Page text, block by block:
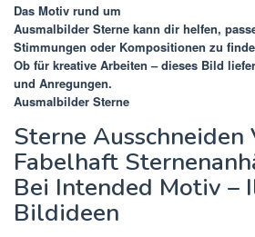
Das Motiv rund um
Ausmalbilder Sterne kann dir helfen,
Stimmungen oder Kompositionen zu
Ob für kreative Arbeiten – dieses Bild
und Anregungen.
Ausmalbilder Sterne
Sterne Ausschneiden
Fabelhaft
Bei Intended Motiv –
Bildideen